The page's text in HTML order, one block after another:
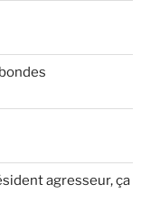
agresseur, ça